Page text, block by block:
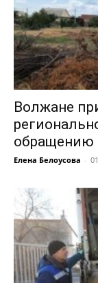
Волжане
обращению
Елена Белоусова -